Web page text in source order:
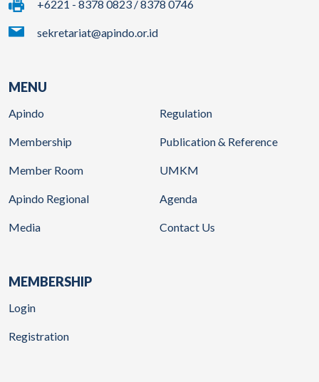
+6221 - 8378 0823 / 8378 0746
sekretariat@apindo.or.id
MENU
Apindo
Membership
Member Room
Apindo Regional
Media
Regulation
Publication & Reference
UMKM
Agenda
Contact Us
MEMBERSHIP
Login
Registration